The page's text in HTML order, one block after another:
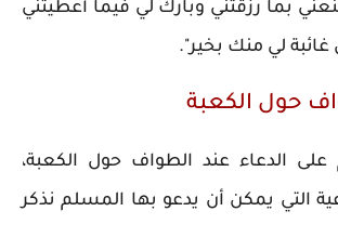
بما رزقتني وبارك لي فيما أعطيتني
لي منك بخير".
حول الكعبة
الدعاء عند الطواف حول الكعبة،
التي يمكن أن يدعو بها المسلم نذكر